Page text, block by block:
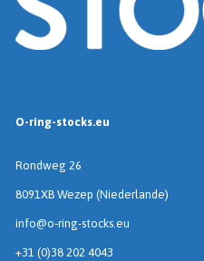
O-ring-stocks.eu
Rondweg 26
8091XB Wezep (Niederlande)
info@o-ring-stocks.eu
+31 (0)38 202 4043